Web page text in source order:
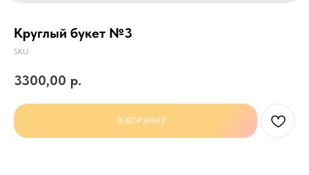
Круглый букет №3
SKU:
3300,00 р.
В КОРЗИНУ